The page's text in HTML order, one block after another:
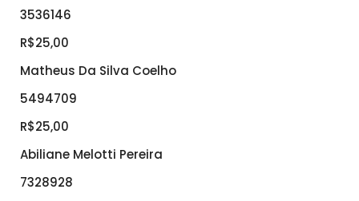
3536146
R$25,00
Matheus Da Silva Coelho
5494709
R$25,00
Abiliane Melotti Pereira
7328928